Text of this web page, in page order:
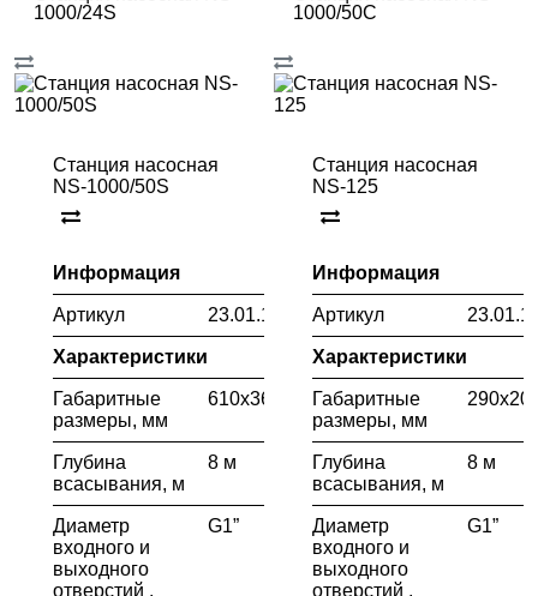
1000/24S
1000/50C
Станция насосная
NS-1000/50S
Информация
Артикул 23.01.117.056
Характеристики
Габаритные
размеры, мм
610х360х610
Глубина
всасывания, м
8 м
Диаметр
входного и
выходного
отверстий ,
G1”
Станция насосная
NS-125
Информация
Артикул
Характеристики
Габаритные
размеры, мм
Глубина
всасывания, м
8 м
Диаметр
входного и
выходного
отверстий ,
G1”